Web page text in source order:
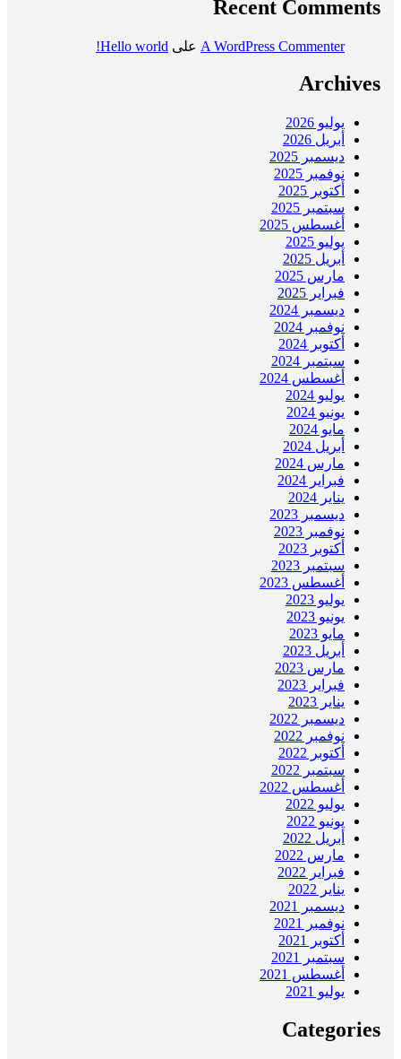
Recent Comments
A WordPress Commenter على Hello world!
Archives
يوليو 2026
أبريل 2026
ديسمبر 2025
نوفمبر 2025
أكتوبر 2025
سبتمبر 2025
أغسطس 2025
يوليو 2025
أبريل 2025
مارس 2025
فبراير 2025
ديسمبر 2024
نوفمبر 2024
أكتوبر 2024
سبتمبر 2024
أغسطس 2024
يوليو 2024
يونيو 2024
مايو 2024
أبريل 2024
مارس 2024
فبراير 2024
يناير 2024
ديسمبر 2023
نوفمبر 2023
أكتوبر 2023
سبتمبر 2023
أغسطس 2023
يوليو 2023
يونيو 2023
مايو 2023
أبريل 2023
مارس 2023
فبراير 2023
يناير 2023
ديسمبر 2022
نوفمبر 2022
أكتوبر 2022
سبتمبر 2022
أغسطس 2022
يوليو 2022
يونيو 2022
أبريل 2022
مارس 2022
فبراير 2022
يناير 2022
ديسمبر 2021
نوفمبر 2021
أكتوبر 2021
سبتمبر 2021
أغسطس 2021
يوليو 2021
Categories